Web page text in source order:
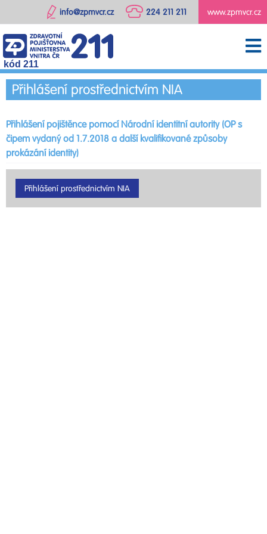
www.zpmvcr.cz
224 211 211
info@zpmvcr.cz
kód 211
Přihlášení prostřednictvím NIA
Přihlášení pojištěnce pomocí Národní identitní autority (OP s
čipem vydaný od 1.7.2018 a další kvalifikované způsoby
prokázání identity)